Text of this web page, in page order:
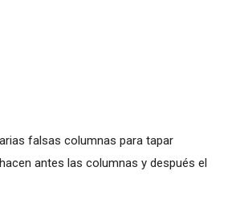
falsas columnas para tapar
antes las columnas y después el